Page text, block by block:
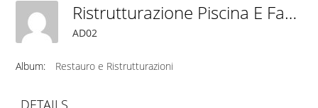
Ristrutturazione Piscina E Fabbricato Residenziale
AD02
Album: Restauro e Ristrutturazioni